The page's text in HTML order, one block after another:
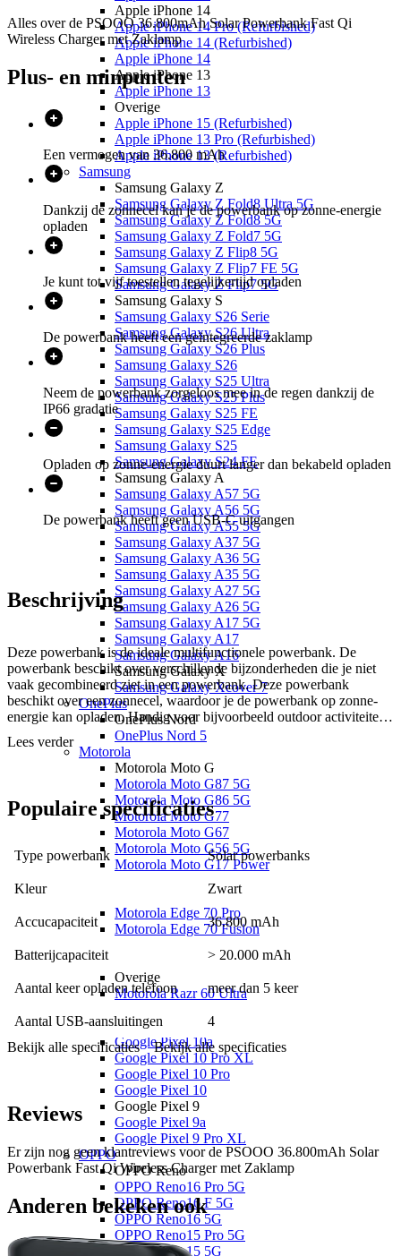
Apple iPhone 14
Apple iPhone 14 Pro (Refurbished)
Apple iPhone 14 (Refurbished)
Apple iPhone 14
Apple iPhone 13
Apple iPhone 13
Overige
Apple iPhone 15 (Refurbished)
Apple iPhone 13 Pro (Refurbished)
Apple iPhone 13 (Refurbished)
Samsung
Samsung Galaxy Z
Samsung Galaxy Z Fold8 Ultra 5G
Samsung Galaxy Z Fold8 5G
Samsung Galaxy Z Fold7 5G
Samsung Galaxy Z Flip8 5G
Samsung Galaxy Z Flip7 FE 5G
Samsung Galaxy Z Flip7 5G
Samsung Galaxy S
Samsung Galaxy S26 Serie
Samsung Galaxy S26 Ultra
Samsung Galaxy S26 Plus
Samsung Galaxy S26
Samsung Galaxy S25 Ultra
Samsung Galaxy S25 Plus
Samsung Galaxy S25 FE
Samsung Galaxy S25 Edge
Samsung Galaxy S25
Samsung Galaxy S24 FE
Samsung Galaxy A
Samsung Galaxy A57 5G
Samsung Galaxy A56 5G
Samsung Galaxy A55 5G
Samsung Galaxy A37 5G
Samsung Galaxy A36 5G
Samsung Galaxy A35 5G
Samsung Galaxy A27 5G
Samsung Galaxy A26 5G
Samsung Galaxy A17 5G
Samsung Galaxy A17
Samsung Galaxy A16
Samsung Galaxy X
Samsung Galaxy Xcover 7
OnePlus
OnePlus Nord
OnePlus Nord 5
Motorola
Motorola Moto G
Motorola Moto G87 5G
Motorola Moto G86 5G
Motorola Moto G77
Motorola Moto G67
Motorola Moto G56 5G
Motorola Moto G17 Power
Motorola Moto G17
Motorola Edge 70 Pro
Motorola Edge 70 Fusion
Motorola Edge 60 Pro
Overige
Motorola Razr 60 Ultra
Google Pixel 10
Google Pixel 10a
Google Pixel 10 Pro XL
Google Pixel 10 Pro
Google Pixel 10
Google Pixel 9
Google Pixel 9a
Google Pixel 9 Pro XL
OPPO
OPPO Reno
OPPO Reno16 Pro 5G
OPPO Reno16 F 5G
OPPO Reno16 5G
OPPO Reno15 Pro 5G
OPPO Reno15 5G
Alles over de PSOOO 36.800mAh Solar Powerbank Fast Qi
Wireless Charger met Zaklamp
Plus- en minpunten
Een vermogen van 36.800 mAh
Dankzij de zonnecel kan je de powerbank op zonne-energie
opladen
Je kunt tot vijf toestellen tegelijkertijd opladen
De powerbank heeft een geïntegreerde zaklamp
Neem de powerbank zorgeloos mee in de regen dankzij de
IP66 gradatie
Opladen op zonne-energie duurt langer dan bekabeld opladen
De powerbank heeft geen USB-C uitgangen
Beschrijving
Deze powerbank is de ideale multifunctionele powerbank. De
powerbank beschikt over verschillende bijzonderheden die je niet
vaak gecombineerd ziet in een powerbank. Deze powerbank
beschikt over een zonnecel, waardoor je de powerbank op zonne-
energie kan opladen. Handig voor bijvoorbeeld outdoor activiteiten
of lange autoritten. De powerbank heeft ook een zaklamp, waardoor
je nooit in het donker hoeft te zitten. De powerbank heeft vier USB-
A oplaadpoorten en een functie voor draadloos opladen. Daardoor
kan je tot wel vijf apparaten tegelijkertijd opladen. Het vermogen
van 36.800 mAh is dan ook genoeg om een telefoon minimaal vijf
keer op te laden. Tot slot heeft de powerbank een IP66 gradatie. Dit
houdt in dat de powerbank waterbestendig en stofdicht is. Al met al
is dit de ideale powerbank voor een meerdaags festival, een weekje
weg of een kampeertrip. Ook voor een meerdaagse hike is deze
Lees verder
Populairespecificaties
Type powerbank Solar powerbanks
Kleur Zwart
Accucapaciteit 36.800 mAh
Batterijcapaciteit > 20.000 mAh
Aantal keer opladen telefoon meer dan 5 keer
Aantal USB-aansluitingen
4
Bekijk alle specificaties
Bekijk alle specificaties
Reviews
Er zijn nog geen klantreviews voor de PSOOO 36.800mAh Solar
Powerbank Fast Qi Wireless Charger met Zaklamp
Anderen bekeken ook